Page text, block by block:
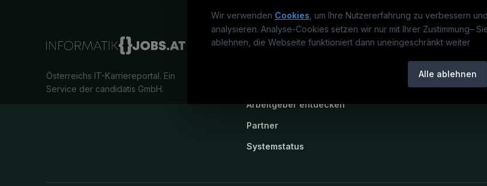
Wir verwenden Cookies, um Ihre Nutzererfahrung zu verbessern
analysieren. Analyse-Cookies setzen wir nur mit Ihrer Zustimmung–
ablehnen, die Webseite funktioniert dann uneingeschränkt weiter
Alle ablehnen
Österreichs IT-Karriereportal. Ein
Service der candidatis GmbH.
informatikjobs.at
Arbeitgeber entdecken
Partner
Systemstatus
Jobs
Jobkategorien
Berufsfelder